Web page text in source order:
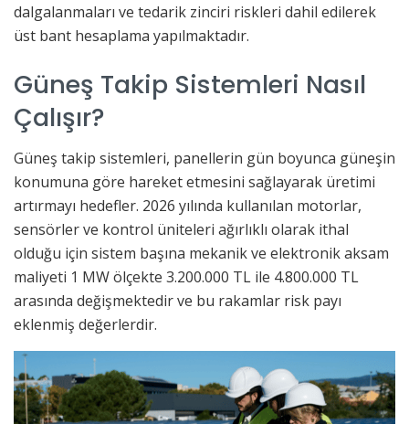
dalgalanmaları ve tedarik zinciri riskleri dahil edilerek
üst bant hesaplama yapılmaktadır.
Güneş Takip Sistemleri Nasıl
Çalışır?
Güneş takip sistemleri, panellerin gün boyunca güneşin
konumuna göre hareket etmesini sağlayarak üretimi
artırmayı hedefler. 2026 yılında kullanılan motorlar,
sensörler ve kontrol üniteleri ağırlıklı olarak ithal
olduğu için sistem başına mekanik ve elektronik aksam
maliyeti 1 MW ölçekte 3.200.000 TL ile 4.800.000 TL
arasında değişmektedir ve bu rakamlar risk payı
eklenmiş değerlerdir.